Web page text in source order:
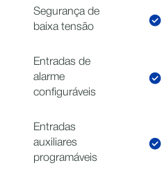
Segurança de
baixa tensão
Entradas de
alarme
configuráveis
Entradas
auxiliares
programáveis